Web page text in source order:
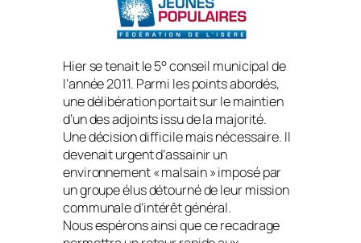
Hier se tenait le 5° conseil municipal de
l’année 2011. Parmi les points abordés,
une délibération portait sur le maintien
d’un des adjoints issu de la majorité.
Une décision difficile mais nécessaire. Il
devenait urgent d’assainir un
environnement « malsain » imposé par
un groupe élus détourné de leur mission
communale d’intérêt général.
Nous espérons ainsi que ce recadrage